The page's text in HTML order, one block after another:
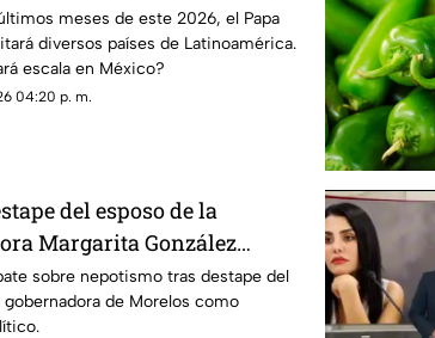
finales de 2026
meses de este 2026, el Papa
diversos países de Latinoamérica.
escala en México?
04:20 p. m.
del esposo de la
Margarita González
los cuestionamientos
sobre nepotismo tras destape del
gobernadora de Morelos como